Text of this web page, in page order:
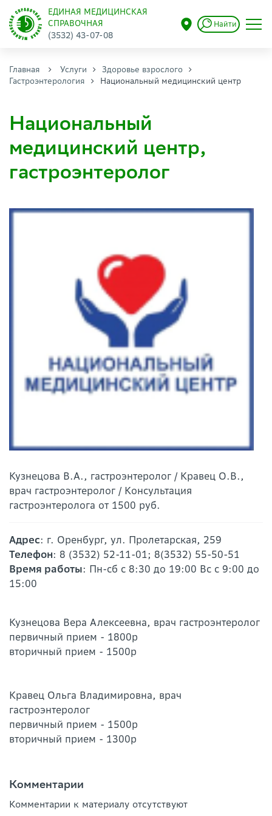
ЕДИНАЯ МЕДИЦИНСКАЯ
СПРАВОЧНАЯ
(3532) 43-07-08
Найти
Главная Услуги
Здоровье взрослого
Гастроэнтерология
Национальный медицинский центр
Национальный
медицинский центр,
гастроэнтеролог
Кузнецова В.А., гастроэнтеролог / Кравец О.В.,
врач гастроэнтеролог / Консультация
гастроэнтеролога от 1500 руб.
Адрес: г. Оренбург, ул. Пролетарская, 259
Телефон: 8 (3532) 52-11-01; 8(3532) 55-50-51
Время работы: Пн-сб с 8:30 до 19:00 Вс с 9:00 до
15:00
Кузнецова Вера Алексеевна, врач гастроэнтеролог
первичный прием - 1800р
вторичный прием - 1500р
Кравец Ольга Владимировна, врач
гастроэнтеролог
первичный прием - 1500р
вторичный прием - 1300р
Комментарии
Комментарии к материалу отсутствуют